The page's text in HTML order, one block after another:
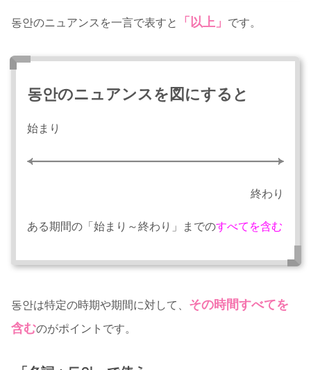
동안のニュアンスを一言で表すと 「以上」 です。
동안のニュアンスを図にすると
始まり
終わり
ある期間の「始まり～終わり」までのすべてを含む
동안は特定の時期や期間に対して、 その時間すべてを
含むのがポイントです。